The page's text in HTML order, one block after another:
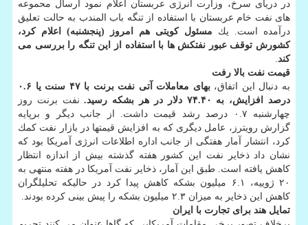
در دریای سرخ، وزارت انرژی عربستان اعلام نمود ارسال محموعه
های نفت خام عربستان با استفاده از تنگه باب المندب به حالت تعلیق
درآمده است. یك مسئول كویتی هم امروز (پنجشنبه) اعلام كرد،
كشورش توقف عبور نفتكش ها با استفاده از این تنگه را بررسی می
كند.
قیمت نفت بالا رفت
به دنبال این اتفاق،
بهای معاملات آتی نفت برنت با ۴۷ سنت یا ۰.۶
درصد افزایش، به ۷۴.۴۰ دلار در هر بشكه رسید.
نفت برنت روز
چهارشنبه ۰.۷ درصد رشد قیمت داشت. از جانب دیگر و برپایه
گزارش رویترز، عامل دیگری كه به افزایش قیمتها در بازار نفت كمك
كرد، انتشار آمار هفتگی از جانب اداره اطلاعات انرژی آمریكا بود كه
نشان داد ذخایر نفت این كشور هفته گذشته بیش از اندازه انتظار
كاهش یافته است. طبق این آمار، ذخایر نفت آمریكا در هفته منتهی به
۲۰ ژوییه، ۶.۱ میلیون بشكه كاهش پیدا كرد در حالیكه تحلیلگران
كاهش این ذخایر به میزان ۲.۳ میلیون بشكه را پیش بینی كرده بودند.
تمایل هند برای تجارت با ایران